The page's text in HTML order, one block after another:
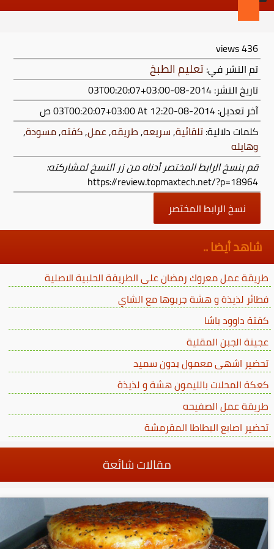
436
views
تم النشر في:تعليم الطبخ
تاريخ النشر: 2014-08-03T00:20:07+03:00
آخر تعديل:2014-08-03T00:20:07+03:00
At 12:20 ص
كلمات دلالية:تلقائية,سريعه,طريقه,عمل,كفته,مسودة,
وهايله
قم بنسخ الرابط المختصر أدناه من زر النسخ لمشاركته:
https://review.topmaxtech.net/?p=18964
نسخ الرابط المختصر
شاهد أيضا ..
طريقة عمل معروك رمضان على الطريقة الحلبية الاصلية
فطائر لذيذة و هشة جربوها مع الشاي
كفتة داوود باشا
عجينة الجبن المقلية
تحضير اشهى معمول بدون سميد
كعكة المحلات بالليمون هشة و لذيذة
طريقة عمل الصفيحه
تحضير اصابع البطاطا المقرمشة
مقالات شائعة